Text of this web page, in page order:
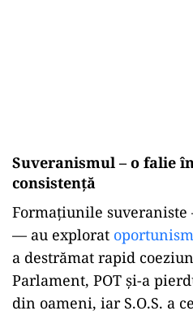
Suveranismul – o falie
consistență
Formațiunile suveraniste
— au explorat
a destrămat rapid
Parlament, POT și-a
din oameni, iar S.O.S. a